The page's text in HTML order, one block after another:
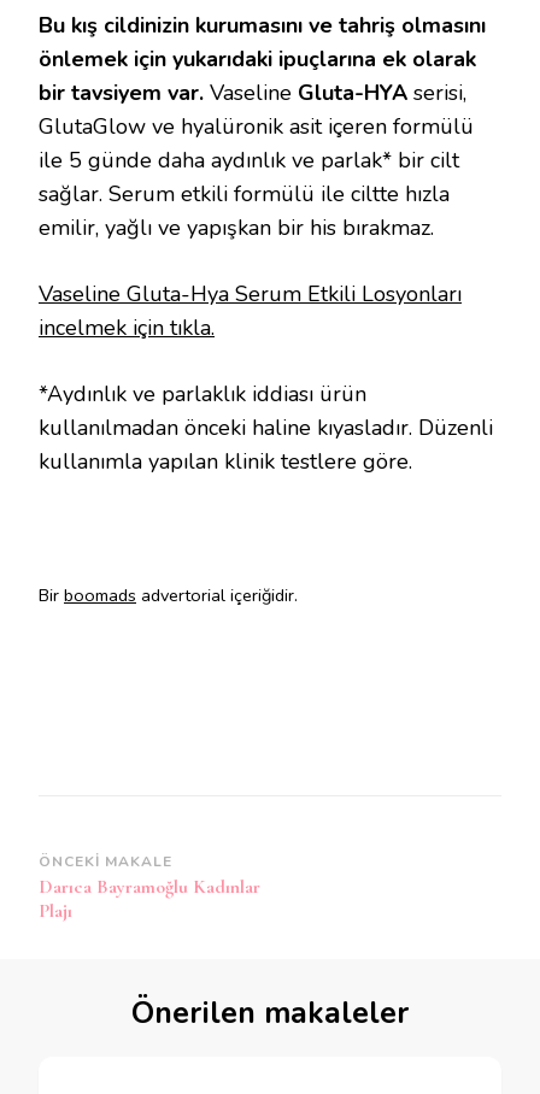
Bu kış cildinizin kurumasını ve tahriş olmasını
önlemek için yukarıdaki ipuçlarına ek olarak
bir tavsiyem var. Vaseline Gluta-HYA serisi,
GlutaGlow ve hyalüronik asit içeren formülü
ile 5 günde daha aydınlık ve parlak* bir cilt
sağlar. Serum etkili formülü ile ciltte hızla
emilir, yağlı ve yapışkan bir his bırakmaz.
Vaseline Gluta-Hya Serum Etkili Losyonları
incelmek için tıkla.
*Aydınlık ve parlaklık iddiası ürün
kullanılmadan önceki haline kıyasladır. Düzenli
kullanımla yapılan klinik testlere göre.
Bir boomads advertorial içeriğidir.
Yazı
dolaşımı
ÖNCEKI MAKALE
Darıca Bayramoğlu Kadınlar
Plajı
Önerilen makaleler